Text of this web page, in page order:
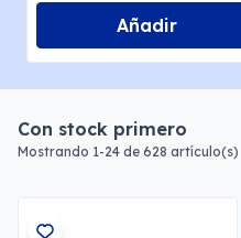
Añadir
Con stock primero
Mostrando 1-24 de 628 artículo(s)